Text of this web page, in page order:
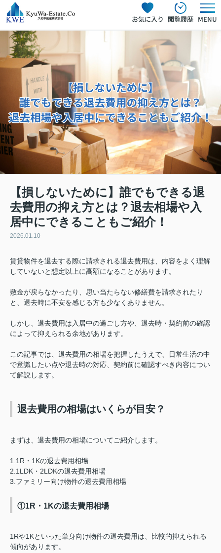
お気に入り 閲覧履歴 MENU
【損しないために】誰でもできる退
去費用の抑え方とは？退去相場や入
居中にできることもご紹介！
2026.01.10
賃貸物件を退去する際に請求される退去費用は、内容をよく理解
していないと想定以上に高額になることがあります。
敷金が戻らなかったり、思い当たらない修繕費を請求されたり
と、退去時に不安を感じる方も少なくありません。
しかし、退去費用は入居中の過ごし方や、退去時・契約前の確認
によって抑えられる余地があります。
この記事では、退去費用の相場を把握したうえで、日常生活の中
で意識したい点や退去時の対応、契約前に確認すべき内容につい
て解説します。
退去費用の相場はいくらが目安？
まずは、退去費用の相場についてご紹介します。
1.1R・1Kの退去費用相場
2.1LDK・2LDKの退去費用相場
3.ファミリー向け物件の退去費用相場
①1R・1Kの退去費用相場
1Rや1Kといった単身向け物件の退去費用は、比較的抑えられる
傾向があります。